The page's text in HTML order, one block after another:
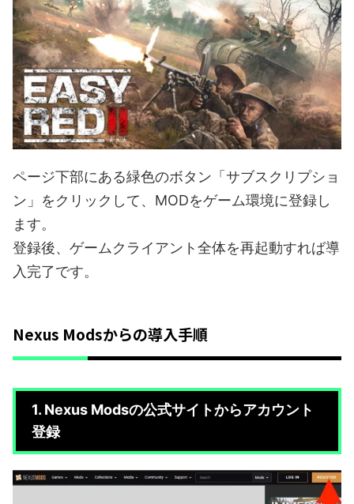
ページ下部にある緑色のボタン「サブスクリプショ
ン」をクリックして、MODをゲーム環境に登録し
ます。
登録後、ゲームクライアント全体を再起動すれば導
入完了です。
Nexus Modsからの導入手順
1. Nexus Modsの公式サイトからアカウント
登録